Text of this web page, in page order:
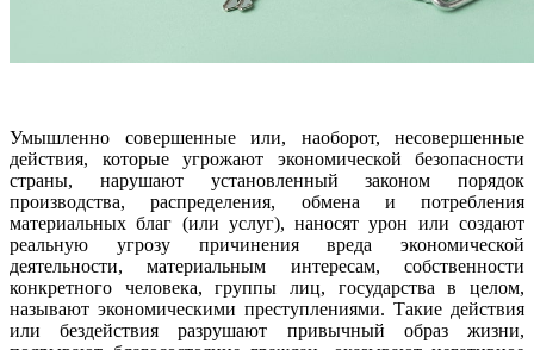
Умышленно совершенные или, наоборот, несовершенные
действия, которые угрожают экономической безопасности
страны, нарушают установленный законом порядок
производства, распределения, обмена и потребления
материальных благ (или услуг), наносят урон или создают
реальную угрозу причинения вреда экономической
деятельности, материальным интересам, собственности
конкретного человека, группы лиц, государства в целом,
называют экономическими преступлениями. Такие действия
или бездействия разрушают привычный образ жизни,